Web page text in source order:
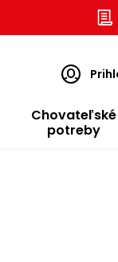
Chovateľské
potreby